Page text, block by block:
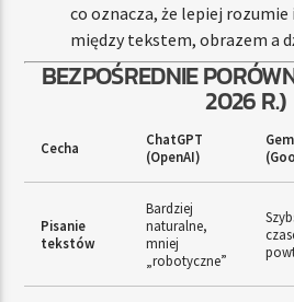
co oznacza, że lepiej
między tekstem, obrazem a
BEZPOŚREDNIE
2026 R.)
Cecha
ChatGPT
(OpenAI)
Pisanie
tekstów
Bardziej
naturalne,
mniej
„robotyczne”